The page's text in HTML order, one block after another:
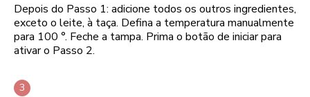
Depois do Passo 1: adicione todos os outros ingredientes,
exceto o leite, à taça. Defina a temperatura manualmente
para 100 °. Feche a tampa. Prima o botão de iniciar para
ativar o Passo 2.